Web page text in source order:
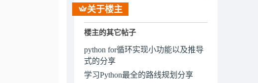
关于楼主
楼主的其它帖子
python for循环实现小功能以及推导
式的分享
学习Python最全的路线规划分享